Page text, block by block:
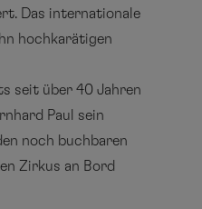
Das internationale
hochkarätigen
seit über 40 Jahren
Paul sein
noch buchbaren
Zirkus an Bord